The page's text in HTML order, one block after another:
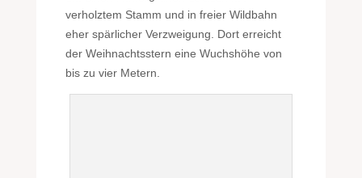
verholztem Stamm und in freier Wildbahn
eher spärlicher Verzweigung. Dort erreicht
der Weihnachtsstern eine Wuchshöhe von
bis zu vier Metern.